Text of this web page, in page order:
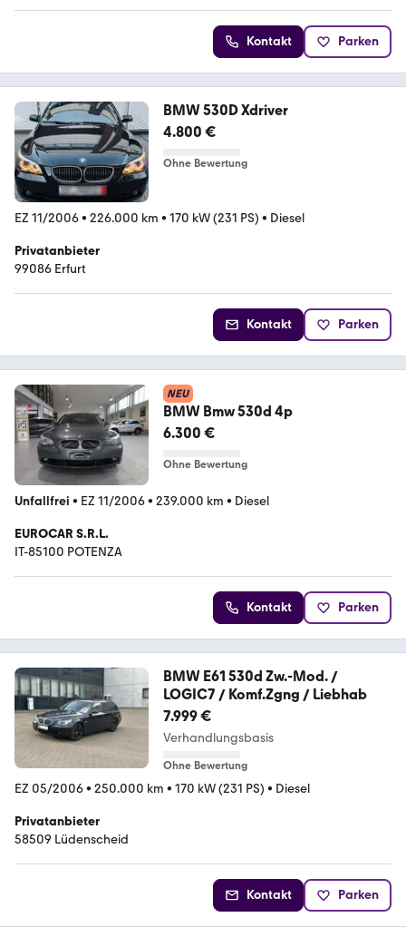
Kontakt Parken
BMW 530D Xdriver
4.800 €
Ohne Bewertung
EZ 11/2006• 226.000 km • 170 kW (231 PS) • Diesel
Privatanbieter
99086 Erfurt
Kontakt Parken
NEU
BMW Bmw 530d 4p
6.300 €
Ohne Bewertung
Unfallfrei • EZ 11/2006• 239.000 km • Diesel
EUROCAR S.R.L.
IT-85100 POTENZA
Kontakt Parken
BMW E61 530d Zw.-Mod. /
LOGIC7 / Komf.Zgng / Liebhab
7.999 €
Verhandlungsbasis
Ohne Bewertung
EZ 05/2006• 250.000 km • 170 kW (231 PS) • Diesel
Privatanbieter
58509 Lüdenscheid
Kontakt Parken